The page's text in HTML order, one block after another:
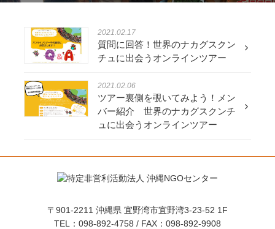
2021.02.17
質問に回答！世界のナカグスクン
チュに出会うオンラインツアー
2021.02.06
ツアー裏側を覗いてみよう！メン
バー紹介 世界のナカグスクンチ
ュに出会うオンラインツアー
〒901-2211 沖縄県 宜野湾市宜野湾3-23-52 1F
TEL：098-892-4758 / FAX：098-892-9908